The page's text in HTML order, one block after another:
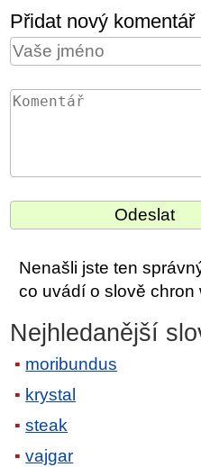
Přidat nový komentář
Nenašli jste ten
co uvádí o slově chron
Nejhledanější
moribundus
krystal
steak
vajgar